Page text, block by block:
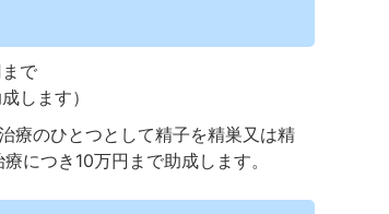
で
します）
療のひとつとして精子を精巣又は精
につき10万円まで助成します。